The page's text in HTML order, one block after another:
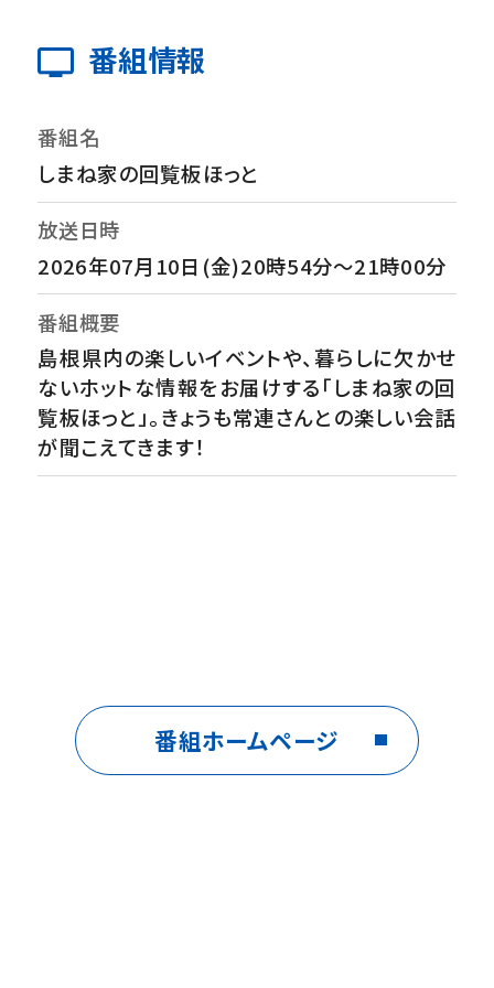
番組情報
番組名
しまね家の回覧板ほっと
放送日時
2026年07月10日(金)20時54分～21時00分
番組概要
島根県内の楽しいイベントや、暮らしに欠かせ
ないホットな情報をお届けする「しまね家の回
覧板ほっと」。きょうも常連さんとの楽しい会話
が聞こえてきます！
番組ホームページ